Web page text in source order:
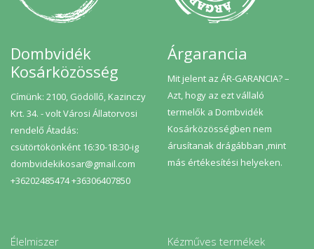
Dombvidék
Kosárközösség
Címünk: 2100, Gödöllő, Kazinczy
Krt. 34. - volt Városi Állatorvosi
rendelő Átadás:
csütörtökönként 16:30-18:30-ig
dombvidekikosar@gmail.com
+36202485474 +36306407850
Árgarancia
Mit jelent az ÁR-GARANCIA? –
Azt, hogy az ezt vállaló
termelők a Dombvidék
Kosárközösségben nem
árusítanak drágábban ,mint
más értékesítési helyeken.
Élelmiszer Kézműves termékek